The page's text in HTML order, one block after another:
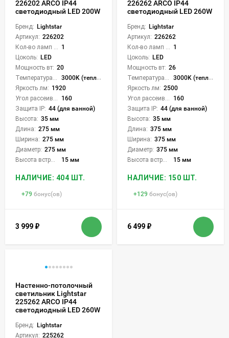
226202 ARCO IP44
светодиодный LED 200W
Бренд: Lightstar
Артикул: 226202
1
Цоколь: LED
Мощность вт: 20
3000K (теплый)
Яркость лм: 1920
160
Защита IP: 44 (для ванной)
Высота: 35 мм
Длина: 275 мм
Ширина: 275 мм
Диаметр: 275 мм
15 мм
НАЛИЧИЕ: 404 ШТ.
+79 бонус(ов)
3 999 ₽
226262 ARCO IP44
светодиодный LED 260W
Бренд: Lightstar
Артикул: 226262
1
Цоколь: LED
Мощность вт: 26
3000K (теплый)
Яркость лм: 2500
160
Защита IP: 44 (для ванной)
Высота: 35 мм
Длина: 375 мм
Ширина: 375 мм
Диаметр: 375 мм
15 мм
НАЛИЧИЕ: 150 ШТ.
+129 бонус(ов)
6 499 ₽
Настенно-потолочный
светильник Lightstar
225262 ARCO IP44
светодиодный LED 260W
Бренд: Lightstar
Артикул: 225262